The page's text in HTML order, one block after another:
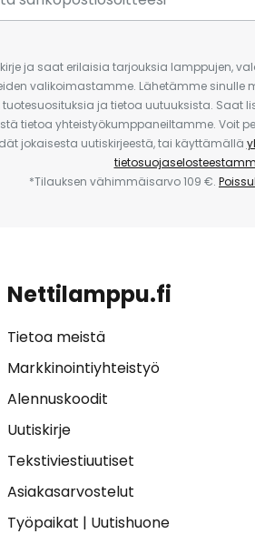
ja saat erilaisia tarjouksia lamppujen,
valikoimastamme. Lähetämme sinulle
tuotesuosituksia ja tietoa uutuuksista.
tietoa yhteistyökumppaneiltamme. Voit
jokaisesta uutiskirjeestä, tai käyttämällä
*Tilauksen vähimmäisarvo 109 €.
Nettilamppu.fi
Tietoa meistä
Markkinointiyhteistyö
Alennuskoodit
Uutiskirje
Tekstiviestiuutiset
Asiakasarvostelut
Työpaikat | Uutishuone